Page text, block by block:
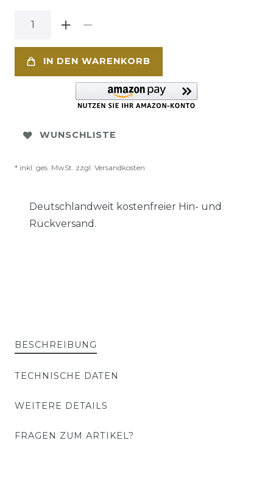
IN DEN WARENKORB
WUNSCHLISTE
* inkl. ges. MwSt. zzgl. Versandkosten
Deutschlandweit kostenfreier Hin- und
Rückversand.
BESCHREIBUNG
TECHNISCHE DATEN
WEITERE DETAILS
FRAGEN ZUM ARTIKEL?